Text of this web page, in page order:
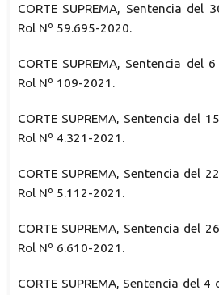
CORTE SUPREMA, Sentencia del
Rol Nº 59.695-2020.
CORTE SUPREMA, Sentencia del
Rol Nº 109-2021.
CORTE SUPREMA, Sentencia del
Rol Nº 4.321-2021.
CORTE SUPREMA, Sentencia del
Rol Nº 5.112-2021.
CORTE SUPREMA, Sentencia del
Rol Nº 6.610-2021.
CORTE SUPREMA, Sentencia del